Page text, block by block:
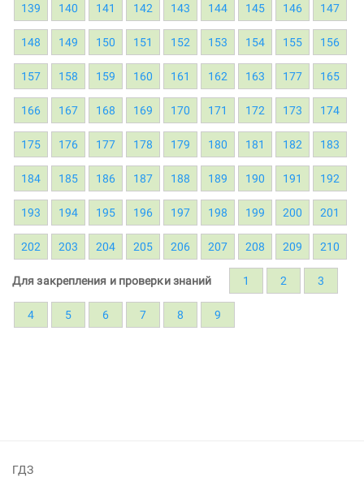
139 140 141 142 143 144 145 146 147
148 149 150 151 152 153 154 155 156
157 158 159 160 161 162 163 177 165
166 167 168 169 170 171 172 173 174
175 176 177 178 179 180 181 182 183
184 185 186 187 188 189 190 191 192
193 194 195 196 197 198 199 200 201
202 203 204 205 206 207 208 209 210
Для закрепления и проверки знаний 1 2 3
4 5 6 7 8 9
ГДЗ